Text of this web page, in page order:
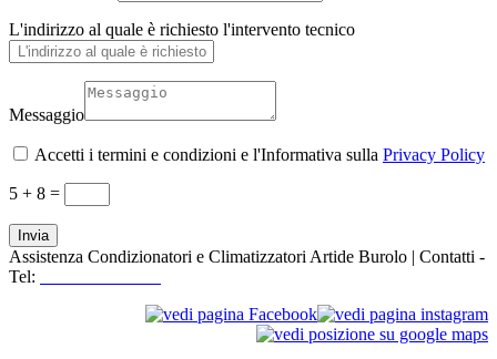
L'indirizzo al quale è richiesto l'intervento tecnico
Messaggio
Accetti i termini e condizioni e l'Informativa sulla Privacy Policy
5 + 8 =
Invia
Assistenza Condizionatori e Climatizzatori Artide Burolo | Contatti -
Tel: